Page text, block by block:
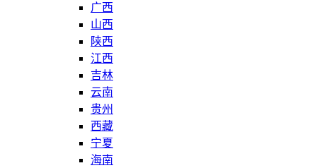
广西
山西
陕西
江西
吉林
云南
贵州
西藏
宁夏
海南